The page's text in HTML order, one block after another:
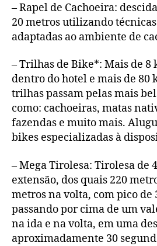
– Rapel de Cachoeira:
20 metros utilizando
adaptadas ao ambiente de
– Trilhas de Bike*: Mais de 8
dentro do hotel e mais de 80
trilhas passam pelas mais
como: cachoeiras, matas
fazendas e muito mais.
bikes especializadas à
– Mega Tirolesa: Tirolesa de
extensão, dos quais 220
metros na volta, com pico de
passando por cima de um
na ida e na volta, em uma
aproximadamente 30